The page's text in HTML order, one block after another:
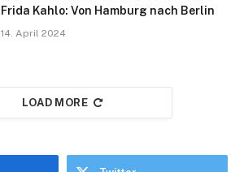
Frida Kahlo: Von Hamburg nach Berlin
14. April 2024
LOAD MORE